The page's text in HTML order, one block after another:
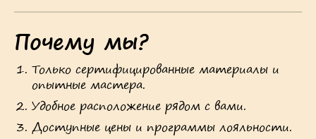
Почему мы?
Только сертифицированные материалы и
опытные мастера.
Удобное расположение рядом с вами.
Доступные цены и программы лояльности.